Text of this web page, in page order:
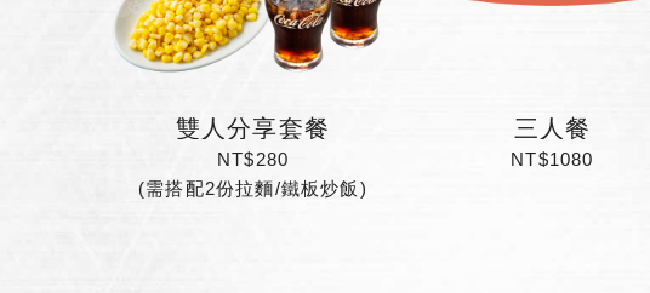
雙人分享套餐
NT$280
(需搭配2份拉麵/鐵板炒飯)
三人餐
NT$1080